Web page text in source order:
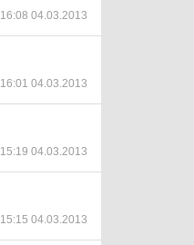
16:08 04.03.2013
16:01 04.03.2013
15:19 04.03.2013
15:15 04.03.2013